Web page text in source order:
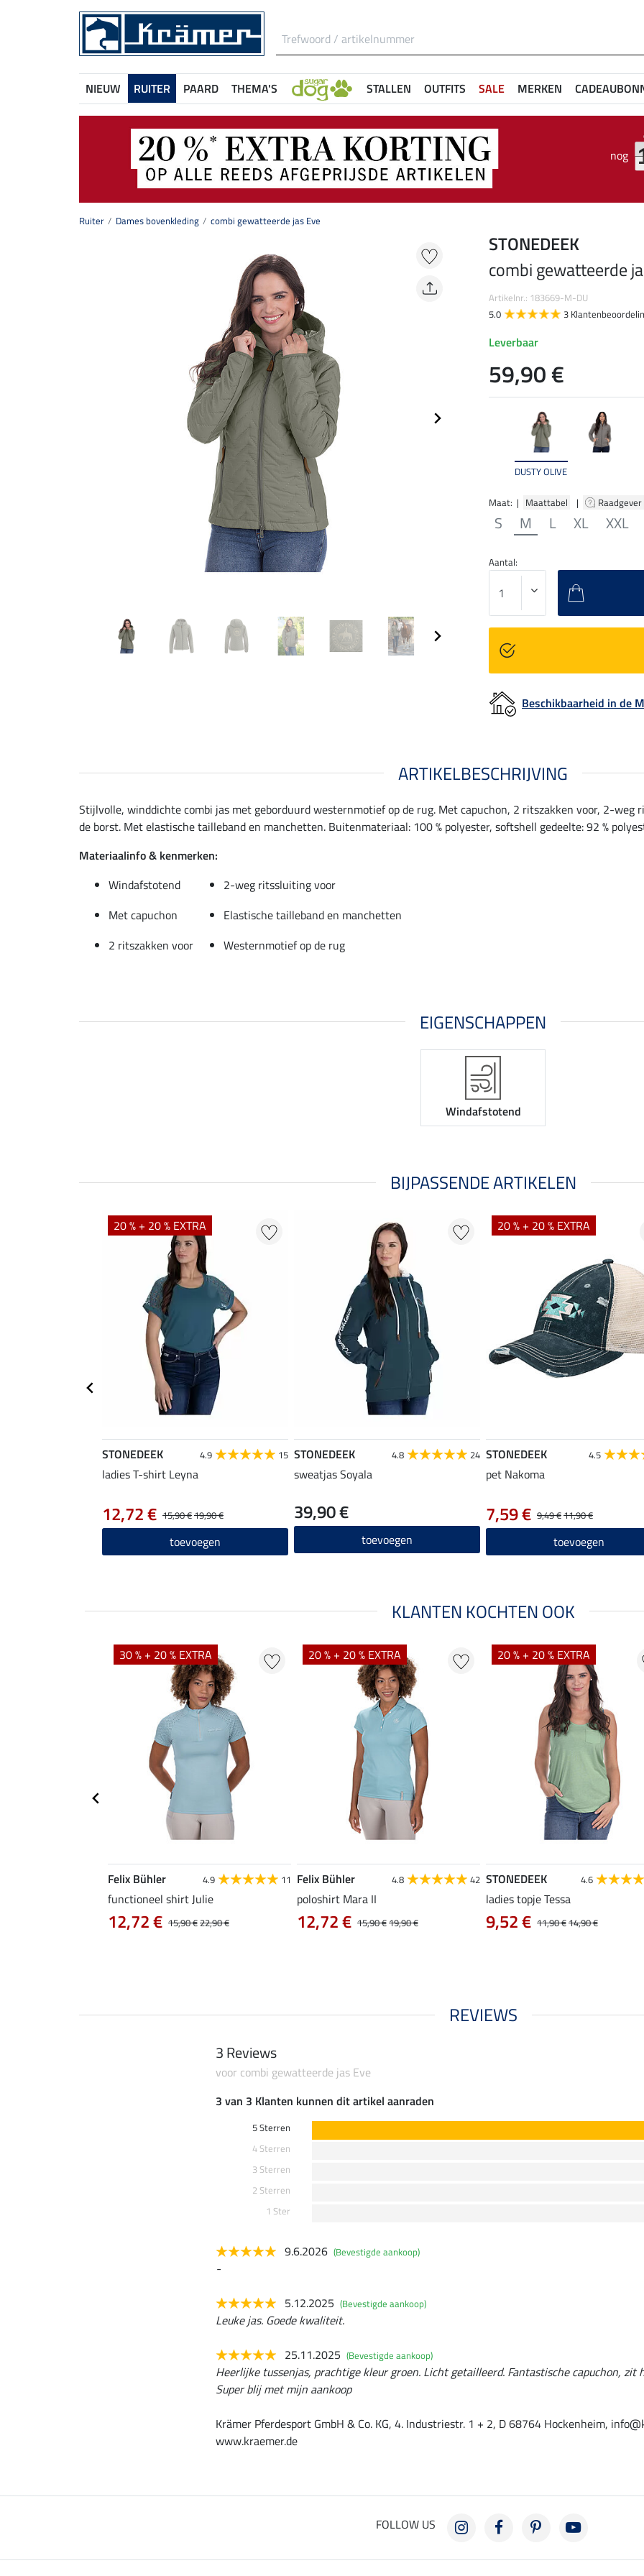
NIEUW RUITER PAARD THEMA'S STALLEN OUTFITS SALE MERKEN
nog
Ruiter Dames bovenkleding combi gewatteerde jas Eve
DUSTY OLIVE
Maat: | Maattabel | Raadgever
S M L XL XXL
STONEDEEK
combi gewatteerde
Artikelnr.: 183669-M-DU
5.0
3
Leverbaar
59,90 €
Aantal:
Beschikbaarheid in de
ARTIKELBESCHRIJVING
Stijlvolle, winddichte combi jas met geborduurd westernmotief op de rug. Met capuchon, 2 ritszakken voor, 2-
de borst. Met elastische tailleband en manchetten. Buitenmateriaal: 100 % polyester, softshell gedeelte: 92 %
Materiaalinfo & kenmerken:
Windafstotend
2-weg ritssluiting voor
Met capuchon
Elastische tailleband en manchetten
2 ritszakken voor
Westernmotief op de rug
EIGENSCHAPPEN
Windafstotend
BIJPASSENDE ARTIKELEN
20 % + 20 % EXTRA
STONEDEEK 4.9 15
ladies T-shirt Leyna
15,90 €19,90 €
12,72 €
toevoegen
STONEDEEK 4.8 24
sweatjas Soyala
39,90 €
toevoegen
20 % + 20 % EXTRA
STONEDEEK 4.5
pet Nakoma
9,49 €11,90 €
7,59 €
toevoegen
KLANTEN KOCHTEN OOK
30 % + 20 % EXTRA
Felix Bühler 4.9 11
functioneel shirt Julie
15,90 €22,90 €
12,72 €
20 % + 20 % EXTRA
Felix Bühler 4.8 42
poloshirt Mara II
15,90 €19,90 €
12,72 €
20 % + 20 % EXTRA
STONEDEEK 4.6
ladies topje Tessa
11,90 €14,90 €
9,52 €
REVIEWS
3 Reviews
voor combi gewatteerde jas Eve
3 van 3 Klanten kunnen dit artikel aanraden
5 Sterren
4 Sterren
3 Sterren
2 Sterren
1 Ster
9.6.2026 (Bevestigde aankoop)
-
5.12.2025 (Bevestigde aankoop)
Leuke jas. Goede kwaliteit.
25.11.2025 (Bevestigde aankoop)
Heerlijke tussenjas, prachtige kleur groen. Licht getailleerd. Fantastische capuchon, zit
Super blij met mijn aankoop
Krämer Pferdesport GmbH & Co. KG, 4. Industriestr. 1 + 2, D 68764 Hockenheim,
www.kraemer.de
FOLLOW US